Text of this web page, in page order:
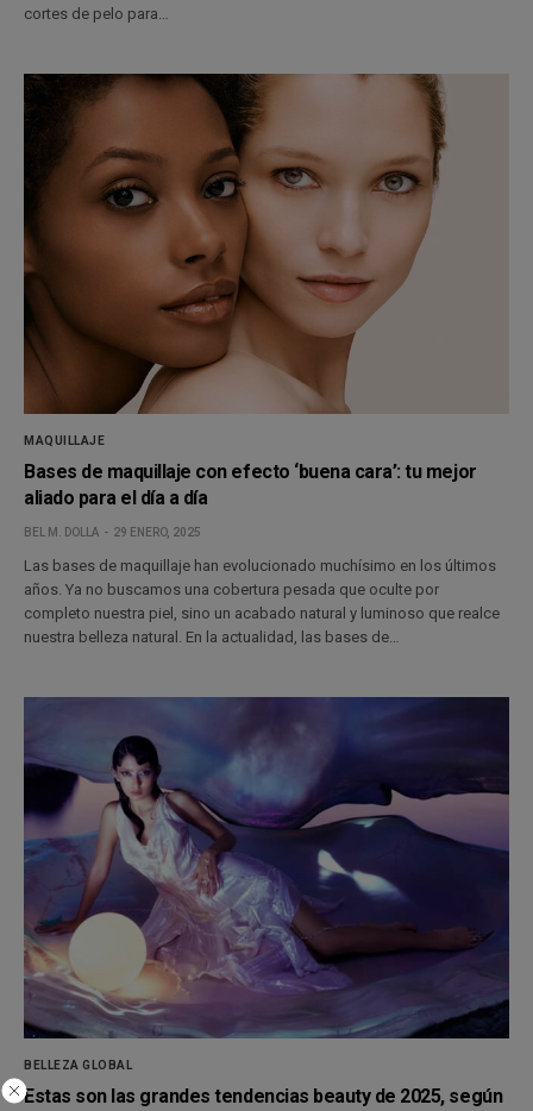
cortes de pelo para…
MAQUILLAJE
Bases de maquillaje con efecto ‘buena cara’: tu mejor
aliado para el día a día
BEL M. DOLLA 29 ENERO, 2025
Las bases de maquillaje han evolucionado muchísimo en los últimos
años. Ya no buscamos una cobertura pesada que oculte por
completo nuestra piel, sino un acabado natural y luminoso que realce
nuestra belleza natural. En la actualidad, las bases de…
BELLEZA GLOBAL
Estas son las grandes tendencias beauty de 2025, según